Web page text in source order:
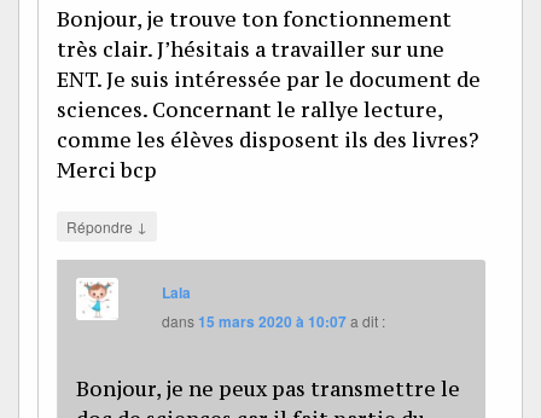
Bonjour, je trouve ton fonctionnement
très clair. J’hésitais a travailler sur une
ENT. Je suis intéressée par le document de
sciences. Concernant le rallye lecture,
comme les élèves disposent ils des livres?
Merci bcp
Répondre ↓
Lala
dans15 mars 2020 à 10:07a dit :
Bonjour, je ne peux pas transmettre le